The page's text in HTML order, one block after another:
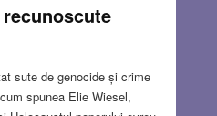
sute de genocide și crime
spunea Elie Wiesel,